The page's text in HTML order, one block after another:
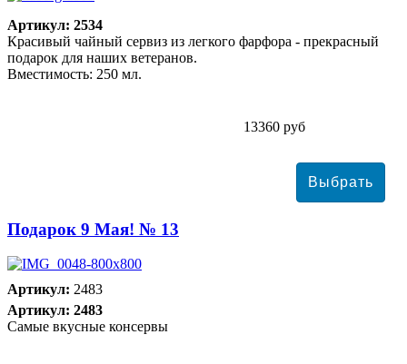
Артикул: 2534
Красивый чайный сервиз из легкого фарфора - прекрасный
подарок для наших ветеранов.
Вместимость: 250 мл.
13360 руб
Подарок 9 Мая! № 13
Артикул: 2483
Артикул: 2483
Самые вкусные консервы